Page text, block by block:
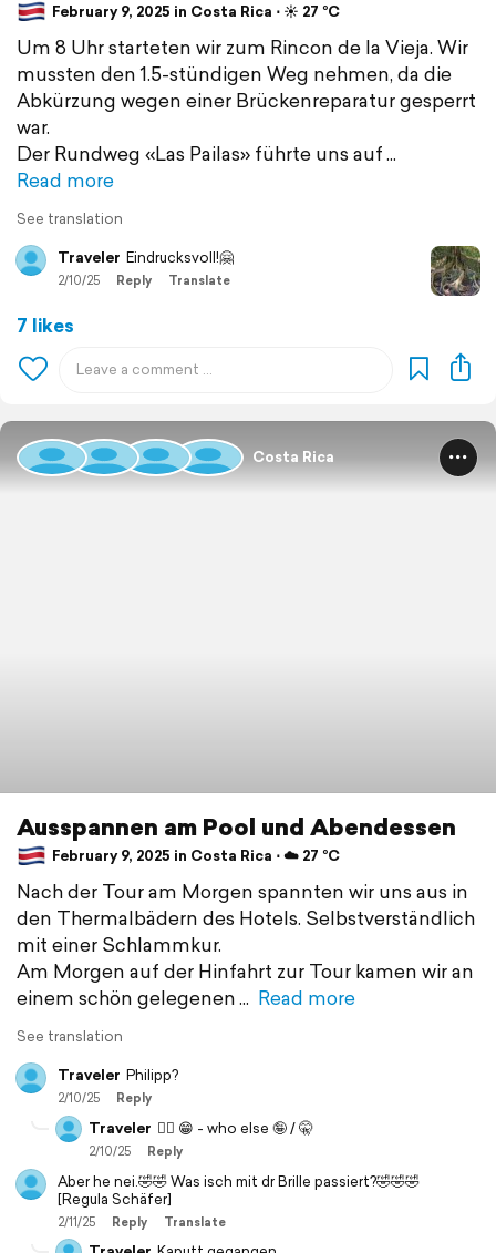
February 9, 2025 in Costa Rica ⋅ ☀️ 27 °C
Um 8 Uhr starteten wir zum Rincon de la Vieja. Wir
mussten den 1.5-stündigen Weg nehmen, da die
Abkürzung wegen einer Brückenreparatur gesperrt
war.
Der Rundweg «Las Pailas» führte uns auf
Read more
See translation
Traveler Eindrucksvoll!🤗
2/10/25 Reply Translate
7 likes
Costa Rica
Ausspannen am Pool und Abendessen
February 9, 2025 in Costa Rica ⋅ ☁️ 27 °C
Nach der Tour am Morgen spannten wir uns aus in
den Thermalbädern des Hotels. Selbstverständlich
mit einer Schlammkur.
Am Morgen auf der Hinfahrt zur Tour kamen wir an
einem schön gelegenen
Read more
See translation
Traveler Philipp?
2/10/25 Reply
Traveler 👍🏻 😁 - who else 🤪 / 🤫
2/10/25 Reply
Aber he nei.🤣🤣 Was isch mit dr Brille passiert?🤣🤣🤣
[Regula Schäfer]
2/11/25 Reply Translate